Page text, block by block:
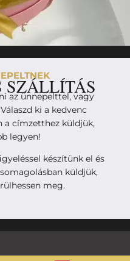
SZÁLLÍTÁS
az ünnepelttel, vagy
ki a kedvenc
a címzetthez küldjük,
legyen!
készítünk el és
küldjük,
meg.